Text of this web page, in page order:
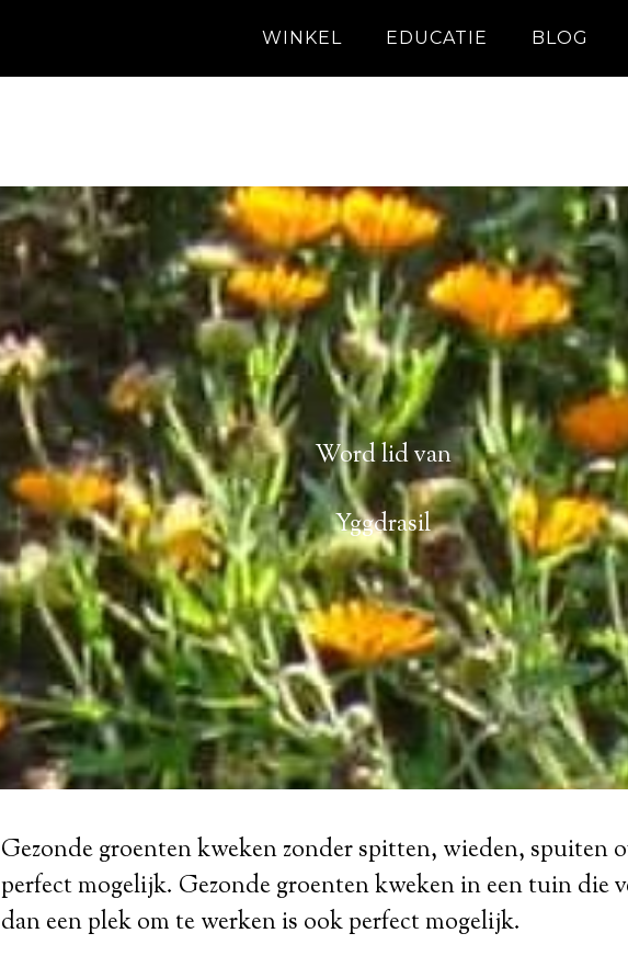
WINKEL EDUCATIE BLOG
Word lid van
Yggdrasil
Gezonde groenten kweken zonder spitten, wieden, spuiten
perfect mogelijk. Gezonde groenten kweken in een tuin die
dan een plek om te werken is ook perfect mogelijk.